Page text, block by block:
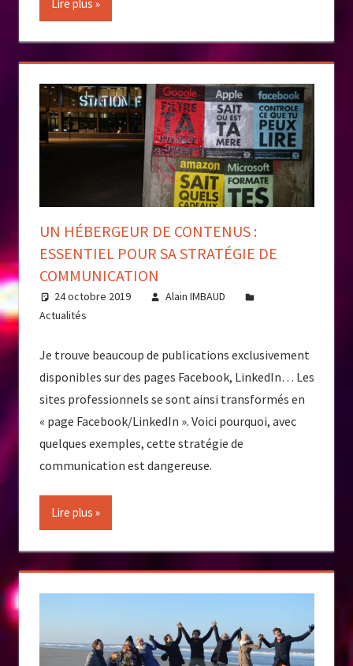
Lire plus
UN HÉBERGEUR DE CONTENUS :
ESSENTIEL POUR SA STRATÉGIE DE
COMMUNICATION
24 octobre 2019
Alain IMBAUD
Actualités
Je trouve beaucoup de publications exclusivement
disponibles sur des pages Facebook, LinkedIn… Les
sites professionnels se sont ainsi transformés en
« page Facebook/LinkedIn ». Voici pourquoi, avec
quelques exemples, cette stratégie de
communication est dangereuse.
Lire plus